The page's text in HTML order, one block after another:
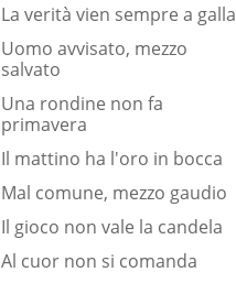
La verità vien sempre a galla
Uomo avvisato, mezzo
salvato
Una rondine non fa
primavera
Il mattino ha l'oro in bocca
Mal comune, mezzo gaudio
Il gioco non vale la candela
Al cuor non si comanda